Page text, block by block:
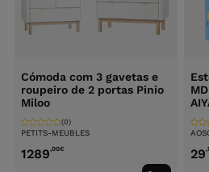
Cómoda com 3 gavetas e
roupeiro de 2 portas Pinio
Miloo
PETITS-MEUBLES
(0)
1289,00€ 29